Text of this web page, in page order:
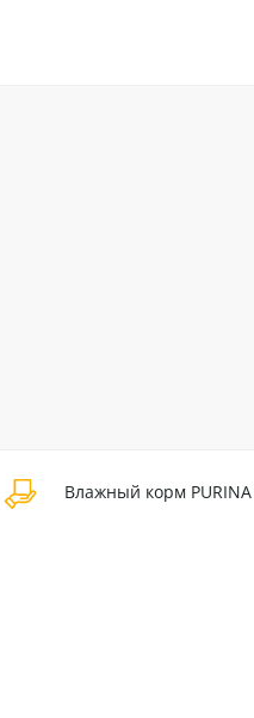
Влажный корм PURINA